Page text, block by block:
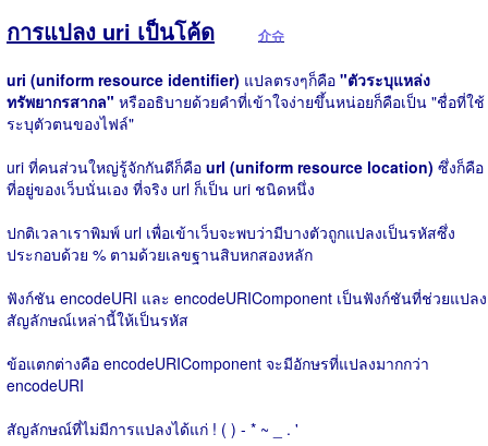
การแปลง uri เป็นโค้ด 介슈
uri (uniform resource identifier) แปลตรงๆก็คือ "ตัวระบุแหล่ง
ทรัพยากรสากล" หรืออธิบายด้วยคำที่เข้าใจง่ายขึ้นหน่อยก็คือเป็น "ชื่อที่ใช้
ระบุตัวตนของไฟล์"
uri ที่คนส่วนใหญ่รู้จักกันดีก็คือ url (uniform resource location) ซึ่งก็คือ
ที่อยู่ของเว็บนั่นเอง ที่จริง url ก็เป็น uri ชนิดหนึ่ง
ปกติเวลาเราพิมพ์ url เพื่อเข้าเว็บจะพบว่ามีบางตัวถูกแปลงเป็นรหัสซึ่ง
ประกอบด้วย % ตามด้วยเลขฐานสิบหกสองหลัก
ฟังก์ชัน encodeURI และ encodeURIComponent เป็นฟังก์ชันที่ช่วยแปลง
สัญลักษณ์เหล่านี้ให้เป็นรหัส
ข้อแตกต่างคือ encodeURIComponent จะมีอักษรที่แปลงมากกว่า
encodeURI
สัญลักษณ์ที่ไม่มีการแปลงได้แก่ ! ( ) - * ~ _ . '